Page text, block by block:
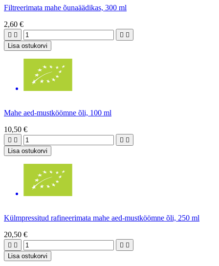
Filtreerimata mahe õunaäädikas, 300 ml
2,60 €
   
Lisa ostukorvi
Mahe aed-mustköömne õli, 100 ml
10,50 €
   
Lisa ostukorvi
Külmpressitud rafineerimata mahe aed-mustköömne õli, 250 ml
20,50 €
   
Lisa ostukorvi